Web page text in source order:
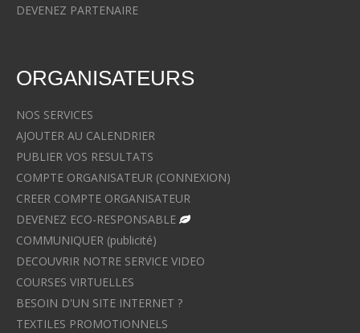
DEVENEZ PARTENAIRE
ORGANISATEURS
NOS SERVICES
AJOUTER AU CALENDRIER
PUBLIER VOS RESULTATS
COMPTE ORGANISATEUR (CONNEXION)
CREER COMPTE ORGANISATEUR
DEVENEZ ECO-RESPONSABLE
COMMUNIQUER (publicité)
DECOUVRIR NOTRE SERVICE VIDEO
COURSES VIRTUELLES
BESOIN D'UN SITE INTERNET ?
TEXTILES PROMOTIONNELS